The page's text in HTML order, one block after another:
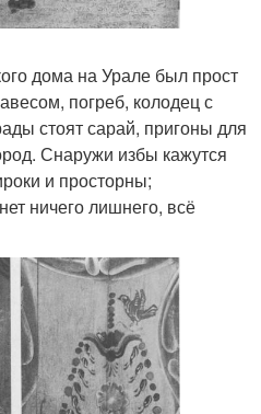
дома на Урале был прост
погреб, колодец с
стоят сарай, пригоны для
Снаружи избы кажутся
и просторны;
ничего лишнего, всё